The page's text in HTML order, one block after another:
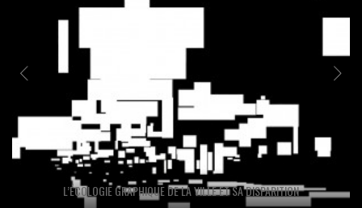
L’ÉCOLOGIE GRAPHIQUE DE LA VILLE ET SA DISPARITION